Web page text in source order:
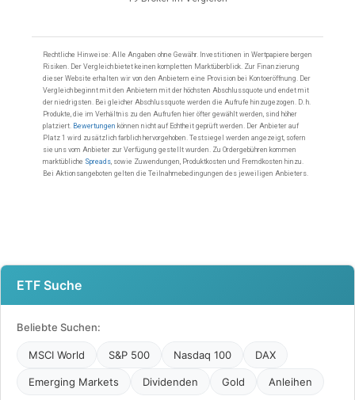
ETF Suche
Beliebte Suchen:
MSCI World S&P 500 Nasdaq 100 DAX
Emerging Markets Dividenden Gold Anleihen